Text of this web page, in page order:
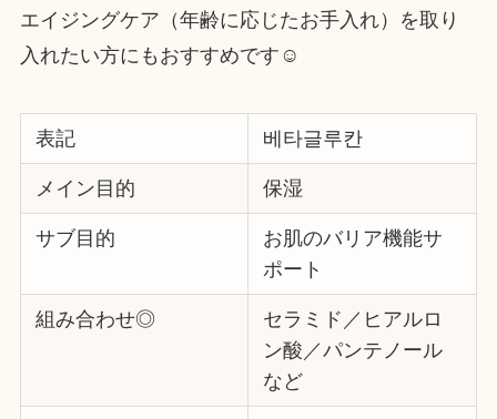
エイジングケア（年齢に応じたお手入れ）を取り
入れたい方にもおすすめです☺️
表記 베타글루칸
メイン目的 保湿
サブ目的
お肌のバリア機能サ
ポート
組み合わせ◎
セラミド／ヒアルロ
ン酸／パンテノール
など